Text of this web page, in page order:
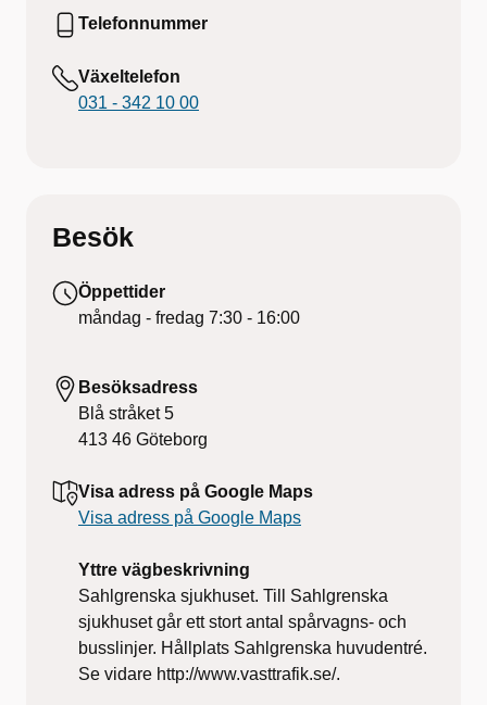
Telefonnummer
Växeltelefon
031 - 342 10 00
Besök
Öppettider
måndag - fredag 7:30 - 16:00
Besöksadress
Blå stråket 5
413 46 Göteborg
Visa adress på Google Maps
Visa adress på Google Maps
Yttre vägbeskrivning
Sahlgrenska sjukhuset. Till Sahlgrenska
sjukhuset går ett stort antal spårvagns- och
busslinjer. Hållplats Sahlgrenska huvudentré.
Se vidare http://www.vasttrafik.se/.